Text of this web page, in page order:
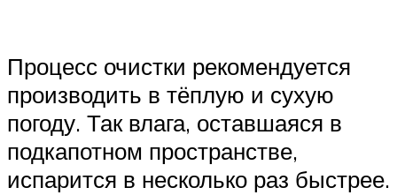
Процесс очистки рекомендуется
производить в тёплую и сухую
погоду. Так влага, оставшаяся в
подкапотном пространстве,
испарится в несколько раз быстрее.